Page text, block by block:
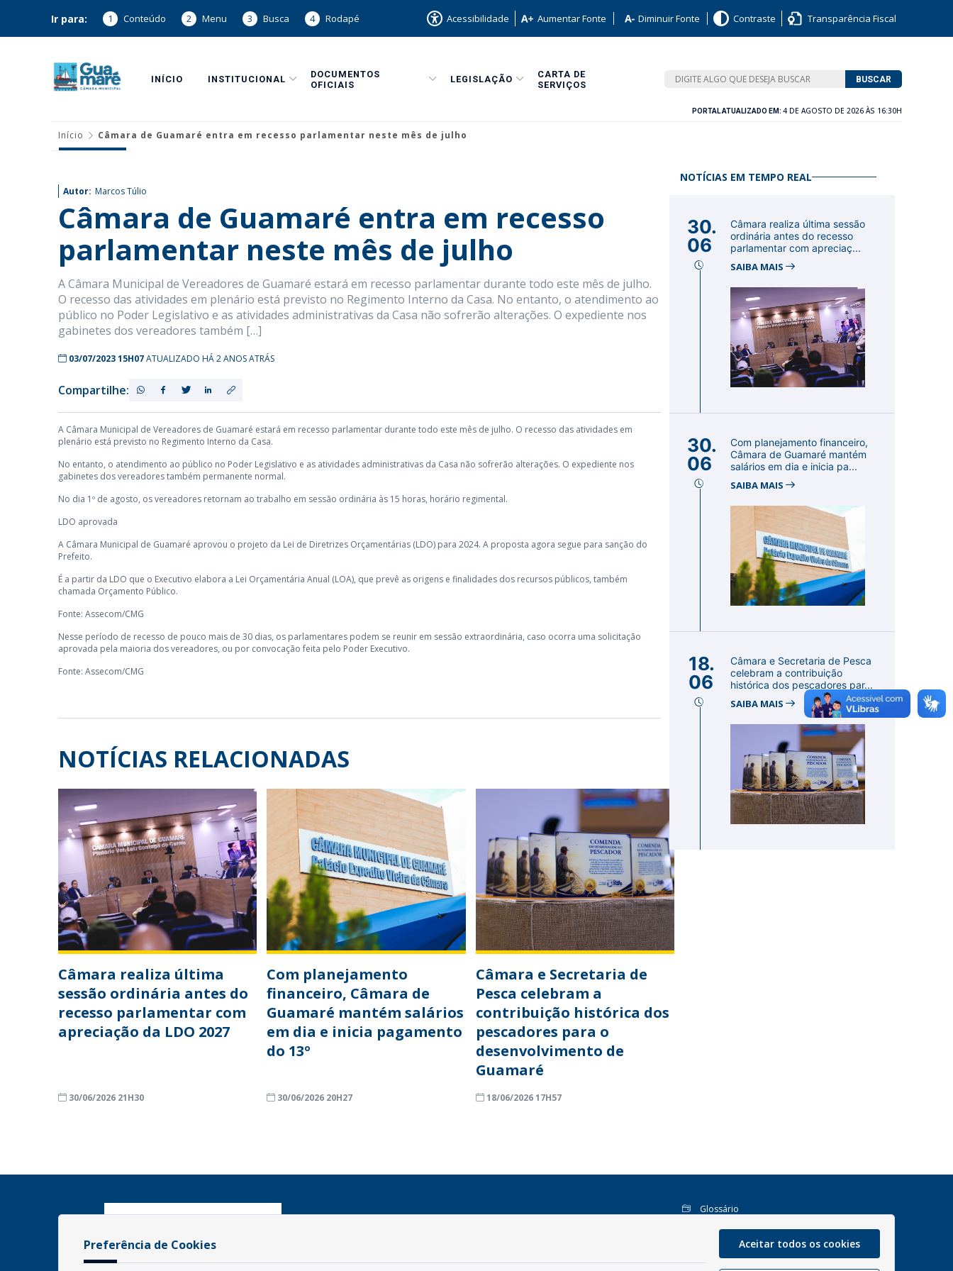
Ir para: 1 Conteúdo 2 Menu 3 Busca 4 Rodapé Acessibilidade Aumentar Fonte Diminuir Fonte Contraste Transparência Fiscal
INÍCIO INSTITUCIONAL
DOCUMENTOS
OFICIAIS
LEGISLAÇÃO
CARTA DE
SERVIÇOS
BUSCAR
PORTAL ATUALIZADO EM: 4 DE AGOSTO DE 2026 ÀS 16:30H
Início Câmara de Guamaré entra em recesso parlamentar neste mês de julho
Autor: Marcos Túlio
Câmara de Guamaré entra em recesso
parlamentar neste mês de julho
A Câmara Municipal de Vereadores de Guamaré estará em recesso parlamentar durante todo este mês de julho.
O recesso das atividades em plenário está previsto no Regimento Interno da Casa. No entanto, o atendimento ao
público no Poder Legislativo e as atividades administrativas da Casa não sofrerão alterações. O expediente nos
gabinetes dos vereadores também […]
03/07/2023 15H07ATUALIZADO HÁ 2 ANOS ATRÁS
Compartilhe:
A Câmara Municipal de Vereadores de Guamaré estará em recesso parlamentar durante todo este mês de julho. O recesso das atividades em
plenário está previsto no Regimento Interno da Casa.
No entanto, o atendimento ao público no Poder Legislativo e as atividades administrativas da Casa não sofrerão alterações. O expediente nos
gabinetes dos vereadores também permanente normal.
No dia 1º de agosto, os vereadores retornam ao trabalho em sessão ordinária às 15 horas, horário regimental.
LDO aprovada
A Câmara Municipal de Guamaré aprovou o projeto da Lei de Diretrizes Orçamentárias (LDO) para 2024. A proposta agora segue para sanção do
Prefeito.
É a partir da LDO que o Executivo elabora a Lei Orçamentária Anual (LOA), que prevê as origens e finalidades dos recursos públicos, também
chamada Orçamento Público.
Fonte: Assecom/CMG
Nesse período de recesso de pouco mais de 30 dias, os parlamentares podem se reunir em sessão extraordinária, caso ocorra uma solicitação
aprovada pela maioria dos vereadores, ou por convocação feita pelo Poder Executivo.
Fonte: Assecom/CMG
NOTÍCIAS RELACIONADAS
Câmara realiza última
sessão ordinária antes do
recesso parlamentar com
apreciação da LDO 2027
30/06/2026 21H30
Com planejamento
financeiro, Câmara de
Guamaré mantém salários
em dia e inicia pagamento
do 13º
30/06/2026 20H27
Câmara e Secretaria de
Pesca celebram a
contribuição histórica dos
pescadores para o
desenvolvimento de
Guamaré
18/06/2026 17H57
NOTÍCIAS EM TEMPO REAL
30.
06
Câmara realiza última sessão
ordinária antes do recesso
parlamentar com apreciaç...
SAIBA MAIS
30.
06
Com planejamento financeiro,
Câmara de Guamaré mantém
salários em dia e inicia pa...
SAIBA MAIS
18.
06
Câmara e Secretaria de Pesca
celebram a contribuição
histórica dos pescadores par...
SAIBA MAIS
Glossário
Mapa do site
Perguntas Frequentes
Manual de Navegação
Preferência de Cookies Aceitar todos os cookies